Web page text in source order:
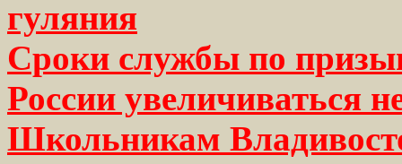
гуляния
Сроки службы по
России увеличиваться
Школьникам